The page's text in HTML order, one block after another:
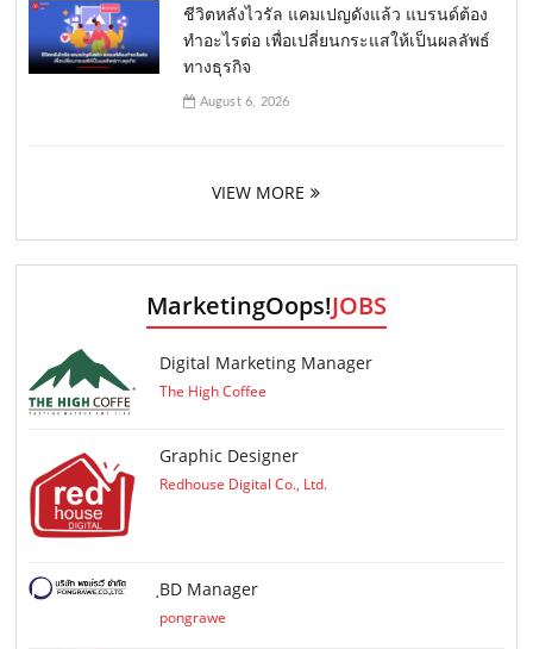
ชีวิตหลังไวรัล แคมเปญดังแล้ว แบรนด์ต้อง
ทำอะไรต่อ เพื่อเปลี่ยนกระแสให้เป็นผลลัพธ์
ทางธุรกิจ
August 6, 2026
VIEW MORE
MarketingOops!JOBS
Digital Marketing Manager
The High Coffee
Graphic Designer
Redhouse Digital Co., Ltd.
ฺBD Manager
pongrawe